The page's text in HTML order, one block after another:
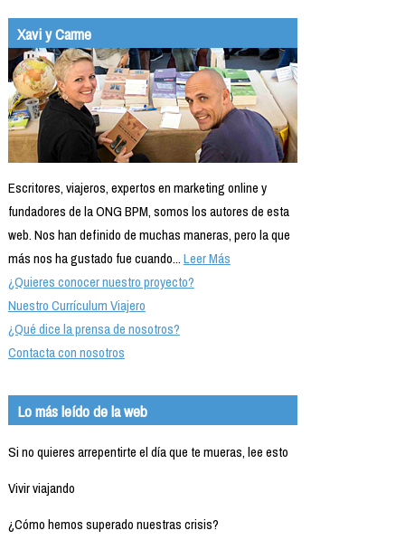
Info viajeros
Contactar
Xavi y Carme
Escritores, viajeros, expertos en marketing online y
fundadores de la ONG BPM, somos los autores de esta
web. Nos han definido de muchas maneras, pero la que
más nos ha gustado fue cuando...Leer Más
¿Quieres conocer nuestro proyecto?
Nuestro Currículum Viajero
¿Qué dice la prensa de nosotros?
Contacta con nosotros
Lo más leído de la web
Si no quieres arrepentirte el día que te mueras, lee esto
Vivir viajando
¿Cómo hemos superado nuestras crisis?